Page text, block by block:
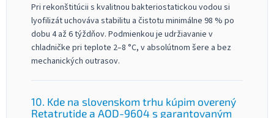
Pri rekonštitúcii s kvalitnou bakteriostatickou vodou si
lyofilizát uchováva stabilitu a čistotu minimálne 98 % po
dobu 4 až 6 týždňov. Podmienkou je udržiavanie v
chladničke pri teplote 2–8 °C, v absolútnom šere a bez
mechanických outrasov.
10. Kde na slovenskom trhu kúpim overený
Retatrutide a AOD-9604 s garantovaným